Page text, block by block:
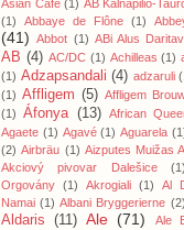
Asian Cafe (1) AB Kalnapilio-
(1)
Abbaye de Flône (1)
(41)
Abbot (1) ABi Alus
AB (4) AC/DC (1) Achilleas (1)
(1) Adzapsandali (4) adzaruli
(1) Affligem (5) Affligem
(1)
Áfonya (13) African
Agaete (1) Agavé (1) Aguarela
(2) Airbräu (1) Aizputes Muižas
Akciový pivovar Dalešice
(1)
Orgovány (1) Akrogiali (1) Al
Namai (1) Albani Bryggerierne (2)
Aldaris (11) Ale (71) Ale